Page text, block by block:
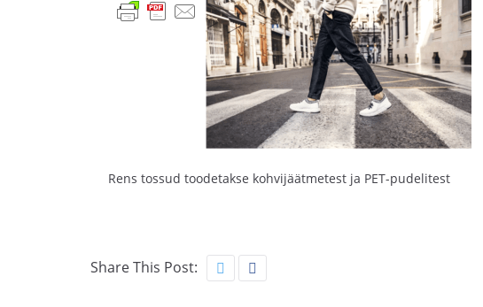
Rens tossud toodetakse kohvijäätmetest ja PET-pudelitest
Share This Post: